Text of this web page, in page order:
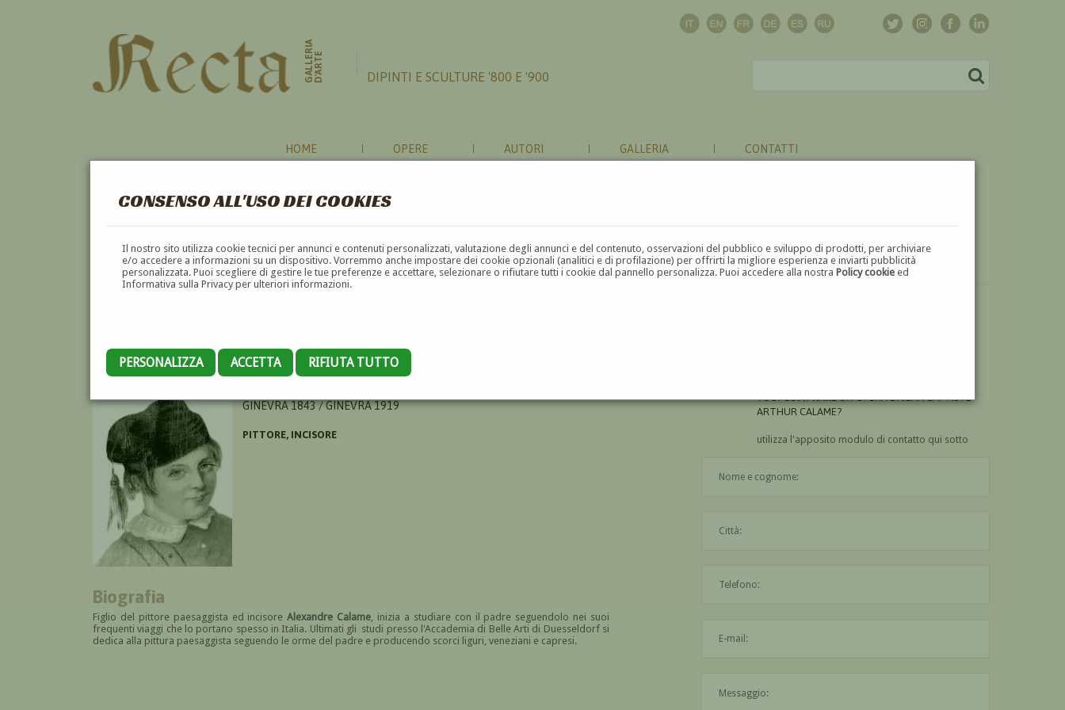
CONSENSO ALL'USO DEI COOKIES
Il nostro sito utilizza cookie tecnici per annunci e contenuti personalizzati, valutazione degli annunci e del contenuto, osservazioni del pubblico e sviluppo di prodotti, per archiviare
e/o accedere a informazioni su un dispositivo. Vorremmo anche impostare dei cookie opzionali (analitici e di profilazione) per offrirti la migliore esperienza e inviarti pubblicità
personalizzata. Puoi scegliere di gestire le tue preferenze e accettare, selezionare o rifiutare tutti i cookie dal pannello personalizza. Puoi accedere alla nostraPolicy cookie ed
Informativa sulla Privacy per ulteriori informazioni.
PERSONALIZZA ACCETTA RIFIUTA TUTTO
GALLERIAD'ARTE DIPINTI E SCULTURE '800 E '900
HOME OPERE AUTORI GALLERIA CONTATTI
JEAN BAPTISTE ARTHUR CALAME
GINEVRA 1843 / GINEVRA 1919
PITTORE, INCISORE
Biografia
Figlio del pittore paesaggista ed incisoreAlexandre Calame , inizia a studiare con il padre seguendolo nei suoi
frequenti viaggi che lo portano spesso in Italia. Ultimati gli studi presso l'Accademia di Belle Arti di Duesseldorf si
dedica alla pittura paesaggista seguendo le orme del padre e producendo scorci liguri, veneziani e capresi.
VUOICOMPRAREUN'OPERA DI JEAN BAPTISTE
ARTHUR CALAME?
utilizza l'apposito modulo di contatto qui sotto